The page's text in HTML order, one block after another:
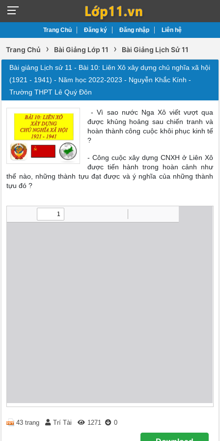
Trang Chủ Đăng ký Đăng nhập Liên hệ
Trang Chủ › Bài Giảng Lớp 11 › Bài Giảng Lịch Sử 11
Bài giảng Lịch sử 11 - Bài 10: Liên Xô xây dựng chủ nghĩa xã hội
(1921 - 1941) - Năm học 2022-2023 - Nguyễn Khắc Kính -
Trường THPT Lê Quý Đôn
- Vì sao nước Nga Xô viết vượt qua
được khủng hoảng sau chiến tranh và
hoàn thành công cuộc khôi phục kinh tế
?
- Công cuộc xây dựng CNXH ở Liên Xô
được tiến hành trong hoàn cảnh như
thế nào, những thành tựu đạt được và ý nghĩa của những thành
tựu đó ?
43 trang Trí Tài 1271 0